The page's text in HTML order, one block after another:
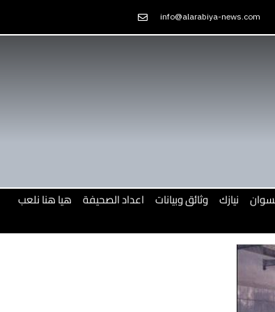
to
info@alarabiya-news.com
نيازك وثائق وبيانات اعداد الصحيفة هيا هنا نلعب